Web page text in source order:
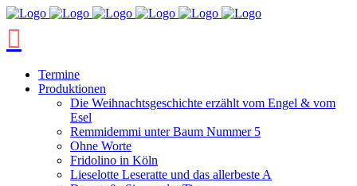
Termine
Produktionen
Die Weihnachtsgeschichte erzählt vom Engel & vom
Esel
Remmidemmi unter Baum Nummer 5
Ohne Worte
Fridolino in Köln
Lieselotte Leseratte und das allerbeste A